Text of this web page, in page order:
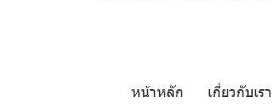
หน้าหลัก เกี่ยวกับเรา